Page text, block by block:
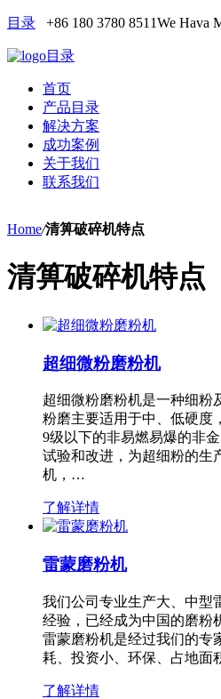
目录 +86 180 3780 8511We Hava
目录
首页
产品目录
解决方案
成功案例
关于我们
联系我们
Home/清箅破碎机特点
清箅破碎机特点
超细微粉磨粉机
超细微粉磨粉机是一种细粉
粉磨主要适用于中、低硬度
9级以下的非易燃易爆的非
试验和改进，为超细粉的生
机，…
了解详情
雷蒙磨粉机
我们公司专业生产大、中型
经验，已经成为中国的磨粉
雷蒙磨粉机是经过我们的专
耗、投资小、环保、占地
了解详情